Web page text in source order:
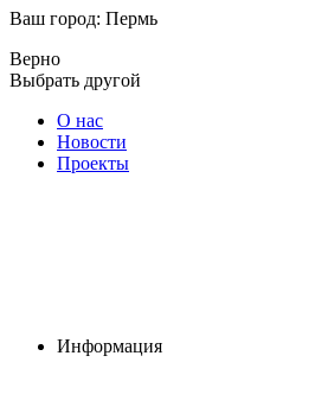
Ваш город: Пермь
Верно
Выбрать другой
О нас
Новости
Проекты
Информация